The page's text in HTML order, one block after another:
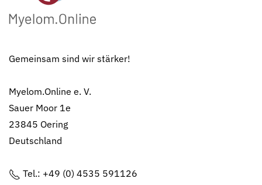
Gemeinsam sind wir stärker!
Myelom.Online e. V.
Sauer Moor 1e
23845 Oering
Deutschland
Tel.: +49 (0) 4535 591126